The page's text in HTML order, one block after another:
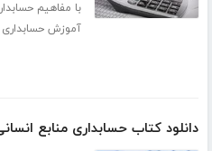
با مفاهیم
آموزش حسابداری
دانلود کتاب حسابداری منابع